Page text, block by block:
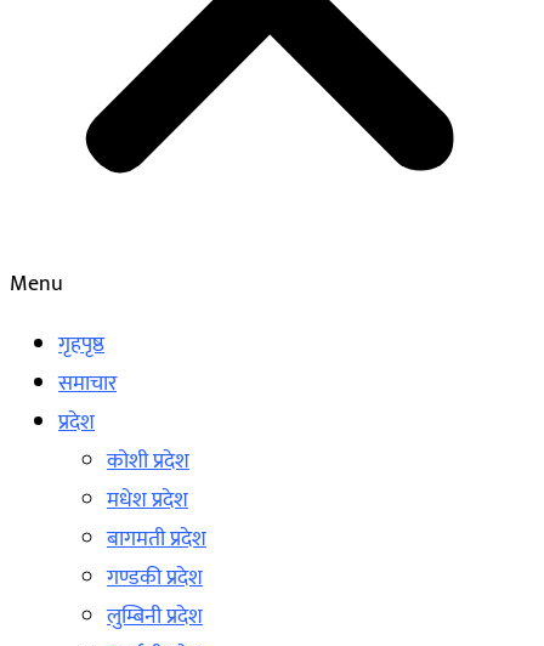
Menu
गृहपृष्ठ
समाचार
प्रदेश
कोशी प्रदेश
मधेश प्रदेश
बागमती प्रदेश
गण्डकी प्रदेश
लुम्बिनी प्रदेश